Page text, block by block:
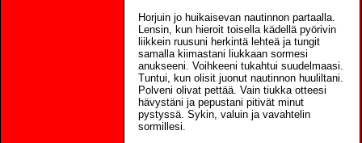
Horjuin jo huikaisevan nautinnon partaalla.
Lensin, kun hieroit toisella kädellä pyörivin
liikkein ruusuni herkintä lehteä ja tungit
samalla kiimastani liukkaan sormesi
anukseeni. Voihkeeni tukahtui suudelmaasi.
Tuntui, kun olisit juonut nautinnon huuliltani.
Polveni olivat pettää. Vain tiukka otteesi
hävystäni ja pepustani pitivät minut
pystyssä. Sykin, valuin ja vavahtelin
sormillesi.